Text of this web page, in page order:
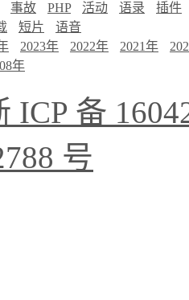
事故 PHP 活动 语录
插件
短片
语音
2023年 2022年 2021年
年
ICP 备
号